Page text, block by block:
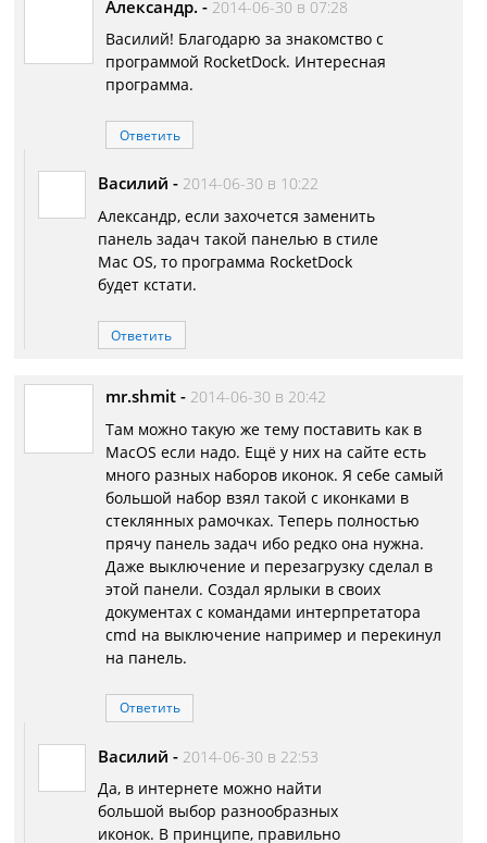
Александр. - 2014-06-30 в 07:28
Василий! Благодарю за знакомство с
программой RocketDock. Интересная
программа.
Ответить
Василий - 2014-06-30 в 10:22
Александр, если захочется заменить
панель задач такой панелью в стиле
Mac OS, то программа RocketDock
будет кстати.
Ответить
mr.shmit - 2014-06-30 в 20:42
Там можно такую же тему поставить как в
MacOS если надо. Ещё у них на сайте есть
много разных наборов иконок. Я себе самый
большой набор взял такой с иконками в
стеклянных рамочках. Теперь полностью
прячу панель задач ибо редко она нужна.
Даже выключение и перезагрузку сделал в
этой панели. Создал ярлыки в своих
документах с командами интерпретатора
cmd на выключение например и перекинул
на панель.
Ответить
Василий - 2014-06-30 в 22:53
Да, в интернете можно найти
большой выбор разнообразных
иконок. В принципе, правильно